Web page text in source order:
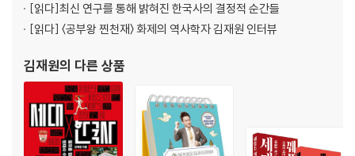
[읽다]최신 연구를 통해 밝혀진 한국사의 결정적 순간들
[읽다] 〈공부왕 찐천재〉 화제의 역사학자 김재원 인터뷰
김재원의 다른 상품